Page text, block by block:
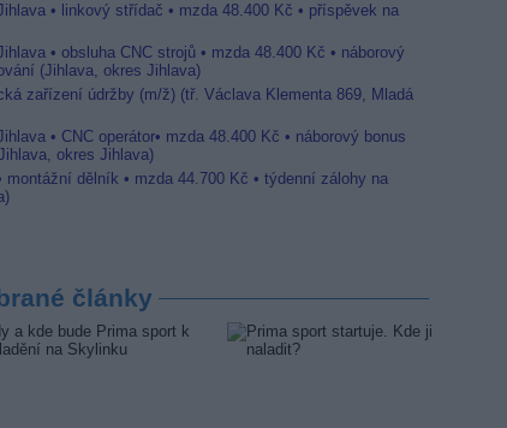
• linkový střídač • mzda 48.400 Kč • příspěvek na
• obsluha CNC strojů • mzda 48.400 Kč • náborový
(Jihlava, okres Jihlava)
zařízení údržby (m/ž) (tř. Václava Klementa 869, Mladá
• CNC operátor• mzda 48.400 Kč • náborový bonus
okres Jihlava)
montážní dělník • mzda 44.700 Kč • týdenní zálohy na
články